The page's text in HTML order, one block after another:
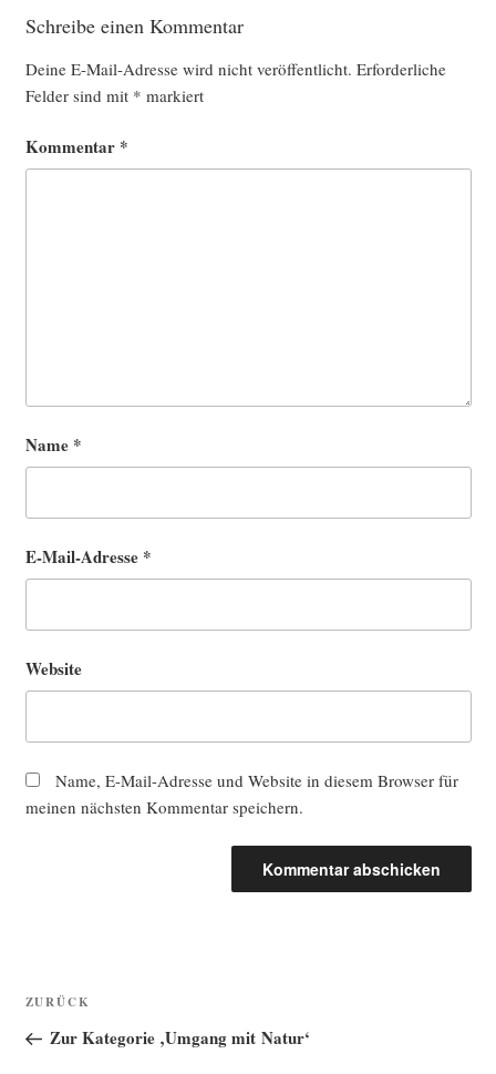
Schreibe einen Kommentar
Deine E-Mail-Adresse wird nicht veröffentlicht. Erforderliche
Felder sind mit * markiert
Kommentar *
Name *
E-Mail-Adresse *
Website
Name, E-Mail-Adresse und Website in diesem Browser für
meinen nächsten Kommentar speichern.
Beitragsnavigation
Vorheriger
Beitrag
ZURÜCK
Zur Kategorie ‚Umgang mit Natur‘